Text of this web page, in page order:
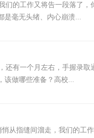
的工作又将告一段落了，
是毫无头绪、内心崩溃...
有一个月左右，手握录取
该做哪些准备？高校...
从指缝间溜走，我们的工